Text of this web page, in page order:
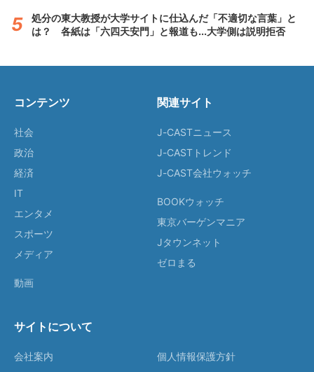
処分の東大教授が大学サイトに仕込んだ「不適切な言葉」と
は？ 各紙は「六四天安門」と報道も...大学側は説明拒否
コンテンツ
社会
政治
経済
IT
エンタメ
スポーツ
メディア
動画
関連サイト
J-CASTニュース
J-CASTトレンド
J-CAST会社ウォッチ
BOOKウォッチ
東京バーゲンマニア
Jタウンネット
ゼロまる
サイトについて
会社案内
個人情報保護方針